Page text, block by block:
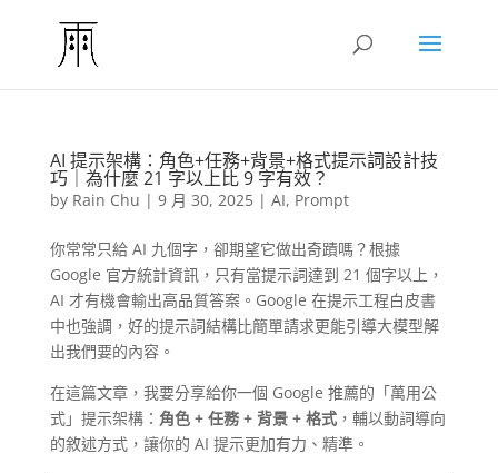
AI 提示架構：角色+任務+背景+格式提示詞設計技
巧｜為什麼 21 字以上比 9 字有效？
by Rain Chu | 9 月 30, 2025| AI, Prompt
你常常只給 AI 九個字，卻期望它做出奇蹟嗎？根據
Google 官方統計資訊，只有當提示詞達到 21 個字以上，
AI 才有機會輸出高品質答案。Google 在提示工程白皮書
中也強調，好的提示詞結構比簡單請求更能引導大模型解
出我們要的內容。
在這篇文章，我要分享給你一個 Google 推薦的「萬用公
式」提示架構： 角色 + 任務 + 背景 + 格式，輔以動詞導向
的敘述方式，讓你的 AI 提示更加有力、精準。